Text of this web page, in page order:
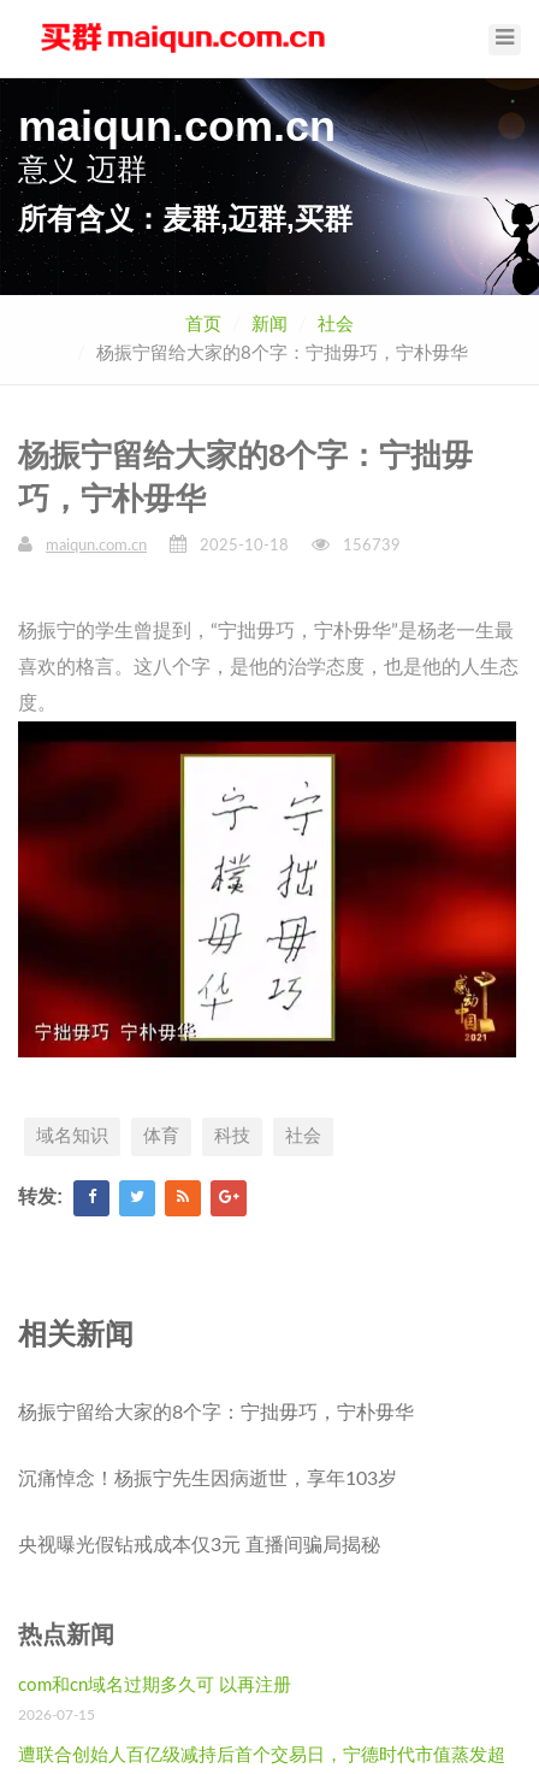
maiqun.com.cn
意义迈群
所有含义：麦群,迈群,买群
首页 新闻
社会
杨振宁留给大家的8个字：宁拙毋巧，宁朴毋华
杨振宁留给大家的8个字：宁拙毋
巧，宁朴毋华
maiqun.com.cn 2025-10-18 156739
杨振宁的学生曾提到，“宁拙毋巧，宁朴毋华”是杨老一生最
喜欢的格言。这八个字，是他的治学态度，也是他的人生态
度。
域名知识 体育 科技 社会
转发:
相关新闻
杨振宁留给大家的8个字：宁拙毋巧，宁朴毋华
沉痛悼念！杨振宁先生因病逝世，享年103岁
央视曝光假钻戒成本仅3元 直播间骗局揭秘
热点新闻
com和cn域名过期多久可 以再注册
2026-07-15
遭联合创始人百亿级减持后首个交易日，宁德时代市值蒸发超